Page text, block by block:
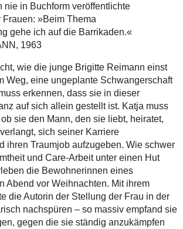
nie in Buchform veröffentlichte
»Beim Thema
gehe ich auf die Barrikaden.«
1963
wie die junge Brigitte Reimann einst
Weg, eine ungeplante Schwangerschaft
erkennen, dass sie in dieser
auf sich allein gestellt ist. Katja muss
sie den Mann, den sie liebt, heiratet,
sich seiner Karriere
ihren Traumjob aufzugeben. Wie schwer
und Care-Arbeit unter einen Hut
die Bewohnerinnen eines
Abend vor Weihnachten. Mit ihrem
die Autorin der Stellung der Frau in der
nachspüren – so massiv empfand sie
gegen die sie ständig anzukämpfen